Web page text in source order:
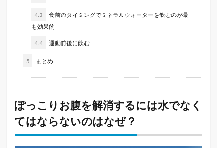
4.3
食前のタイミングでミネラルウォーターを飲むのが最
も効果的
4.4 運動前後に飲む
5 まとめ
ぽっこりお腹を解消するには水でなく
てはならないのはなぜ？